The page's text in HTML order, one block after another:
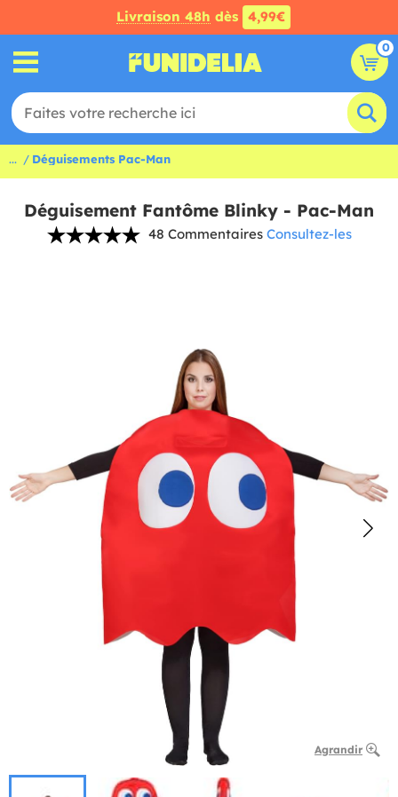
Livraison 48h dès 4,99€
0
... Déguisements Pac-Man
Déguisement Fantôme Blinky - Pac-Man
48 Commentaires Consultez-les
Agrandir